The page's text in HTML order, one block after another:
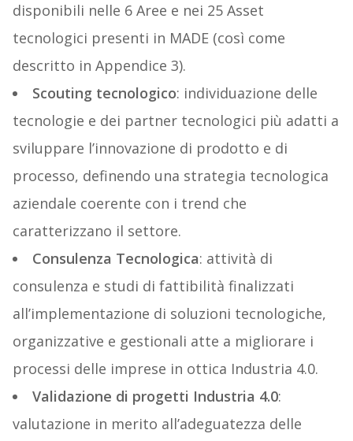
disponibili nelle 6 Aree e nei 25 Asset
tecnologici presenti in MADE (così come
descritto in Appendice 3).
Scouting tecnologico: individuazione delle
tecnologie e dei partner tecnologici più adatti a
sviluppare l’innovazione di prodotto e di
processo, definendo una strategia tecnologica
aziendale coerente con i trend che
caratterizzano il settore.
Consulenza Tecnologica: attività di
consulenza e studi di fattibilità finalizzati
all’implementazione di soluzioni tecnologiche,
organizzative e gestionali atte a migliorare i
processi delle imprese in ottica Industria 4.0.
Validazione di progetti Industria 4.0:
valutazione in merito all’adeguatezza delle